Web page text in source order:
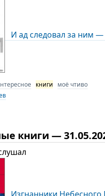
И ад следовал за ним
книги
моё чтиво
книги —